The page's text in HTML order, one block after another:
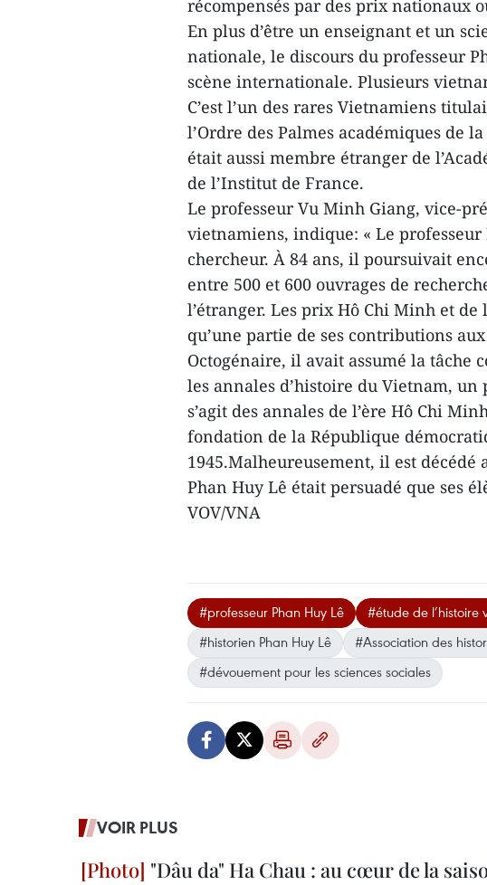
récompensés par des prix nationaux
En plus d’être un enseignant et un
nationale, le discours du professeur
scène internationale. Plusieurs
C’est l’un des rares Vietnamiens
l’Ordre des Palmes académiques de
était aussi membre étranger de
de l’Institut de France.
Le professeur Vu Minh Giang, vice-
vietnamiens, indique: « Le
chercheur. À 84 ans, il poursuivait
entre 500 et 600 ouvrages de
l’étranger. Les prix Hô Chi Minh et de
qu’une partie de ses contributions
Octogénaire, il avait assumé la tâche
les annales d’histoire du Vietnam,
s’agit des annales de l’ère Hô Chi
fondation de la République
1945.Malheureusement, il est décédé
Phan Huy Lê était persuadé que ses
VOV/VNA
#professeur Phan Huy Lê
#étude de
#historien Phan Huy Lê
#Association des
#dévouement pour les sciences sociales
VOIR PLUS
"Dâu da" Ha Chau : au cœur de la